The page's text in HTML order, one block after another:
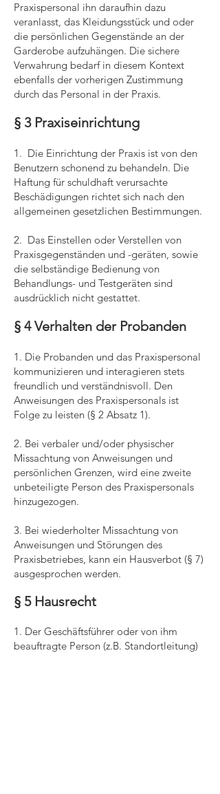
Praxispersonal ihn daraufhin dazu
veranlasst, das Kleidungsstück und oder
die persönlichen Gegenstände an der
Garderobe aufzuhängen. Die sichere
Verwahrung bedarf in diesem Kontext
ebenfalls der vorherigen Zustimmung
durch das Personal in der Praxis.
§ 3 Praxiseinrichtung
1. Die Einrichtung der Praxis ist von den
Benutzern schonend zu behandeln. Die
Haftung für schuldhaft verursachte
Beschädigungen richtet sich nach den
allgemeinen gesetzlichen Bestimmungen.
2. Das Einstellen oder Verstellen von
Praxisgegenständen und -geräten, sowie
die selbständige Bedienung von
Behandlungs- und Testgeräten sind
ausdrücklich nicht gestattet.
§ 4 Verhalten der Probanden
1. Die Probanden und das Praxispersonal
kommunizieren und interagieren stets
freundlich und verständnisvoll. Den
Anweisungen des Praxispersonals ist
Folge zu leisten (§ 2 Absatz 1).
2. Bei verbaler und/oder physischer
Missachtung von Anweisungen und
persönlichen Grenzen, wird eine zweite
unbeteiligte Person des Praxispersonals
hinzugezogen.
3. Bei wiederholter Missachtung von
Anweisungen und Störungen des
Praxisbetriebes, kann ein Hausverbot (§ 7)
ausgesprochen werden.
§ 5 Hausrecht
1. Der Geschäftsführer oder von ihm
beauftragte Person (z.B. Standortleitung)